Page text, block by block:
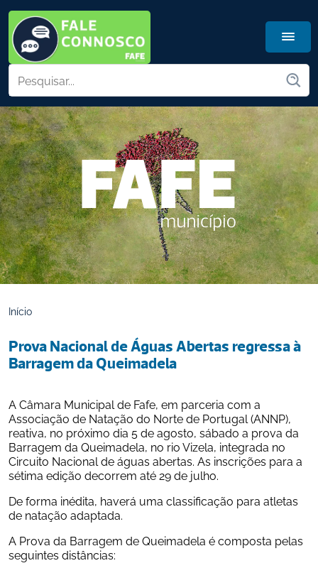
Início
Prova Nacional de Águas Abertas regressa à
Barragem da Queimadela
A Câmara Municipal de Fafe, em parceria com a
Associação de Natação do Norte de Portugal (ANNP),
reativa, no próximo dia 5 de agosto, sábado a prova da
Barragem da Queimadela, no rio Vizela, integrada no
Circuito Nacional de águas abertas. As inscrições para a
sétima edição decorrem até 29 de julho.
De forma inédita, haverá uma classificação para atletas
de natação adaptada.
A Prova da Barragem de Queimadela é composta pelas
seguintes distâncias: